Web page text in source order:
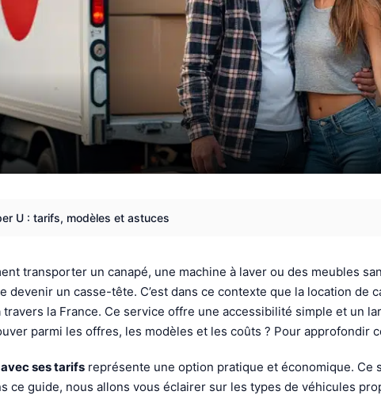
U : tarifs, modèles et astuces
transporter un canapé, une machine à laver ou des meubles
devenir un casse-tête. C’est dans ce contexte que la location
la France. Ce service offre une accessibilité simple et un
parmi les offres, les modèles et les coûts ? Pour approfondir
ses tarifs représente une option pratique et économique. Ce
ce guide, nous allons vous éclairer sur les types de véhicules